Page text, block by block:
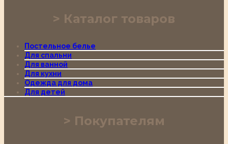
Каталог товаров
Постельное белье
Для спальни
Для ванной
Для кухни
Одежда для дома
Для детей
Покупателям